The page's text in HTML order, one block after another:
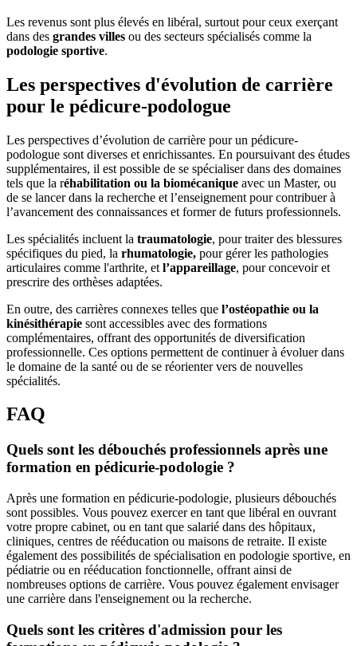
Les revenus sont plus élevés en libéral, surtout pour ceux exerçant
dans des grandes villes ou des secteurs spécialisés comme la
podologie sportive.
Les perspectives d'évolution de carrière
pour le pédicure-podologue
Les perspectives d’évolution de carrière pour un pédicure-
podologue sont diverses et enrichissantes. En poursuivant des études
supplémentaires, il est possible de se spécialiser dans des domaines
tels que la réhabilitation ou la biomécanique avec un Master, ou
de se lancer dans la recherche et l’enseignement pour contribuer à
l’avancement des connaissances et former de futurs professionnels.
Les spécialités incluent la traumatologie, pour traiter des blessures
spécifiques du pied, la rhumatologie, pour gérer les pathologies
articulaires comme l'arthrite, et l’appareillage, pour concevoir et
prescrire des orthèses adaptées.
En outre, des carrières connexes telles que l’ostéopathie ou la
kinésithérapie sont accessibles avec des formations
complémentaires, offrant des opportunités de diversification
professionnelle. Ces options permettent de continuer à évoluer dans
le domaine de la santé ou de se réorienter vers de nouvelles
spécialités.
FAQ
Quels sont les débouchés professionnels après une
formation en pédicurie-podologie ?
Après une formation en pédicurie-podologie, plusieurs débouchés
sont possibles. Vous pouvez exercer en tant que libéral en ouvrant
votre propre cabinet, ou en tant que salarié dans des hôpitaux,
cliniques, centres de rééducation ou maisons de retraite. Il existe
également des possibilités de spécialisation en podologie sportive, en
pédiatrie ou en rééducation fonctionnelle, offrant ainsi de
nombreuses options de carrière. Vous pouvez également envisager
une carrière dans l'enseignement ou la recherche.
Quels sont les critères d'admission pour les